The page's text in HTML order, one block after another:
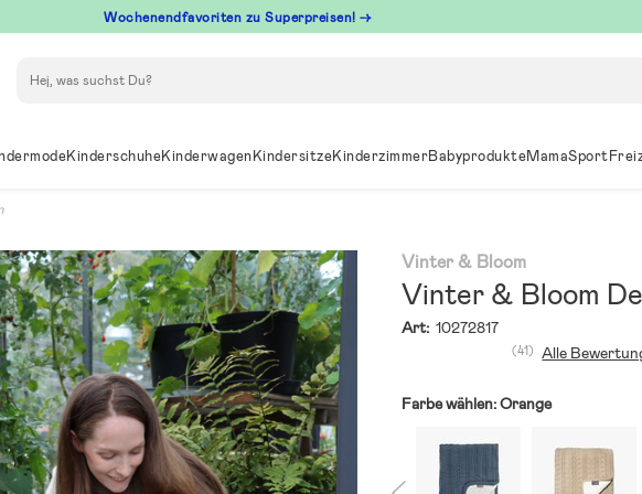
Wochenendfavoriten zu Superpreisen! →
KinderschuheKinderwagenKindersitzeKinderzimmerBabyprodukteMamaSport
Vinter & Bloom
Vinter & Bloom
Art: 10272817
(41) Alle
Farbe wählen:Orange